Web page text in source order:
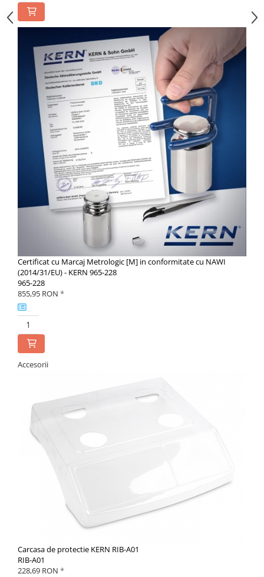
Certificat cu Marcaj Metrologic [M] in conformitate cu NAWI
(2014/31/EU) - KERN 965-228
965-228
855,95 RON *
Accesorii
Carcasa de protectie KERN RIB-A01
RIB-A01
228,69 RON *